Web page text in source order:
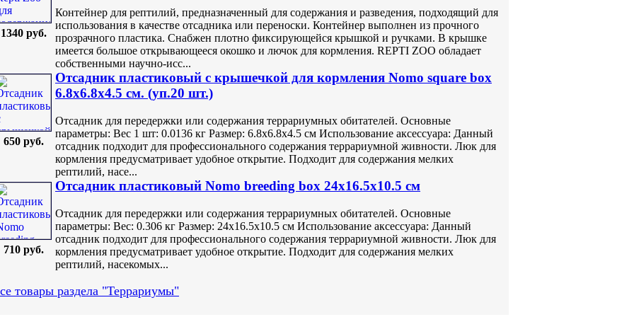
1340 руб.
Контейнер для рептилий, предназначенный для содержания и разведения, подходящий для
использования в качестве отсадника или переноски. Контейнер выполнен из прочного
прозрачного пластика. Снабжен плотно фиксирующейся крышкой и ручками. В крышке
имеется большое открывающееся окошко и лючок для кормления. REPTI ZOO обладает
собственными научно-исс...
650 руб.
Отсадник пластиковый с крышечкой для кормления Nomo square box
6.8x6.8x4.5 см. (уп.20 шт.)
Отсадник для передержки или содержания террариумных обитателей. Основные
параметры: Вес 1 шт: 0.0136 кг Размер: 6.8х6.8х4.5 см Использование аксессуара: Данный
отсадник подходит для профессионального содержания террариумной живности. Люк для
кормления предусматривает удобное открытие. Подходит для содержания мелких
рептилий, насе...
710 руб.
Отсадник пластиковый Nomo breeding box 24x16.5x10.5 см
Отсадник для передержки или содержания террариумных обитателей. Основные
параметры: Вес: 0.306 кг Размер: 24х16.5х10.5 см Использование аксессуара: Данный
отсадник подходит для профессионального содержания террариумной живности. Люк для
кормления предусматривает удобное открытие. Подходит для содержания мелких
рептилий, насекомых...
товары раздела "Террариумы"